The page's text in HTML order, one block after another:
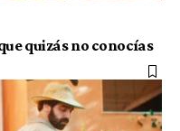
quizás no conocías